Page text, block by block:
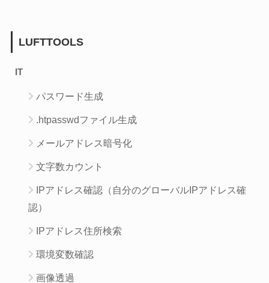
LUFTTOOLS
IT
パスワード生成
.htpasswdファイル生成
メールアドレス暗号化
文字数カウント
IPアドレス確認（自分のグローバルIPアドレス確
認）
IPアドレス住所検索
環境変数確認
画像透過